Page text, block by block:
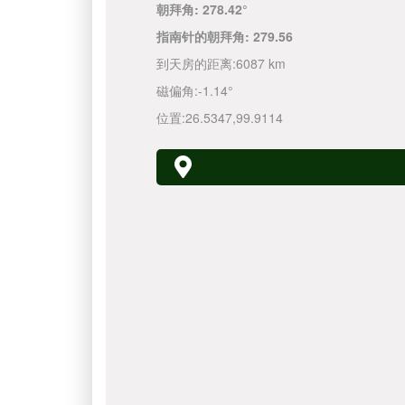
朝拜角: 278.42°
指南针的朝拜角: 279.56
到天房的距离:6087 km
磁偏角:-1.14°
位置:26.5347,99.9114